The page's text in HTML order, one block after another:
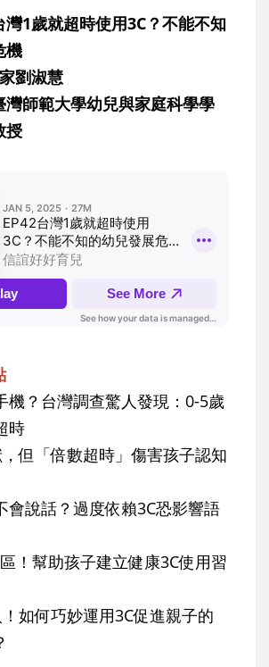
1歲就超時使用3C？不能不知
機
劉淑慧
灣師範大學幼兒與家庭科學學
授
機？台灣調查驚人發現：0-5歲
時
但「倍數超時」傷害孩子認知
會說話？過度依賴3C恐影響語
！幫助孩子建立健康3C使用習
如何巧妙運用3C促進親子的